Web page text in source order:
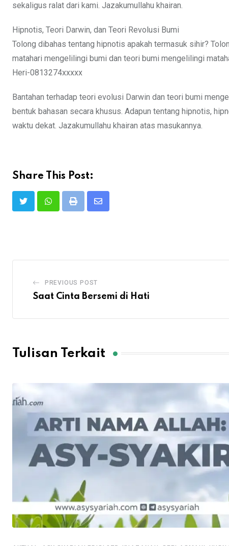
sekaligus ralat dari kami. Jazakumullahu khairan.
Hipnotis, Teori Darwin, dan Teori Revolusi Bumi
Tolong dibahas tentang hipnotis apakah termasuk sihir?
matahari mengelilingi bumi dan teori bumi mengelilingi
Heri-0813274xxxxx
Bantahan terhadap teori evolusi Darwin dan teori bumi
bentuk bahasan secara khusus. Adapun tentang hipnotis,
waktu dekat. Jazakumullahu khairan atas masukannya.
Share This Post:
Print
Share
PREVIOUS POST
Saat Cinta Bersemi di Hati
Tulisan Terkait